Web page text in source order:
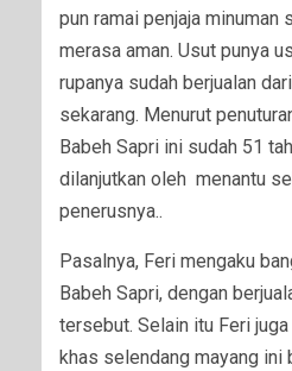
pun ramai penjaja minuman
merasa aman. Usut punya
rupanya sudah berjualan
sekarang. Menurut
Babeh Sapri ini sudah 51
dilanjutkan oleh menantu
penerusnya..
Pasalnya, Feri mengaku
Babeh Sapri, dengan
tersebut. Selain itu Feri
khas selendang mayang